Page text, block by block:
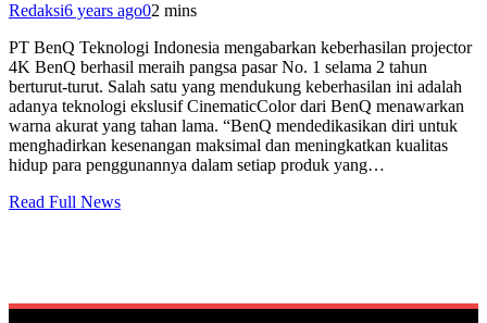
Redaksi6 years ago02 mins
PT BenQ Teknologi Indonesia mengabarkan keberhasilan projector
4K BenQ berhasil meraih pangsa pasar No. 1 selama 2 tahun
berturut-turut. Salah satu yang mendukung keberhasilan ini adalah
adanya teknologi ekslusif CinematicColor dari BenQ menawarkan
warna akurat yang tahan lama. “BenQ mendedikasikan diri untuk
menghadirkan kesenangan maksimal dan meningkatkan kualitas
hidup para penggunannya dalam setiap produk yang…
Read Full News